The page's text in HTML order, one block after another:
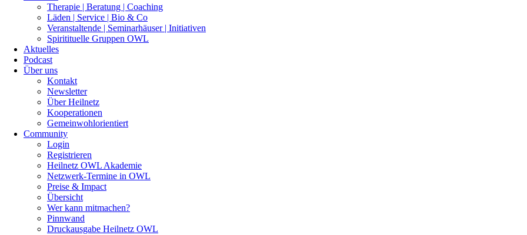
Therapie | Beratung | Coaching
Läden | Service | Bio & Co
Veranstaltende | Seminarhäuser | Initiativen
Spiritituelle Gruppen OWL
Aktuelles
Podcast
Über uns
Kontakt
Newsletter
Über Heilnetz
Kooperationen
Gemeinwohlorientiert
Community
Login
Registrieren
Heilnetz OWL Akademie
Netzwerk-Termine in OWL
Preise & Impact
Übersicht
Wer kann mitmachen?
Pinnwand
Druckausgabe Heilnetz OWL